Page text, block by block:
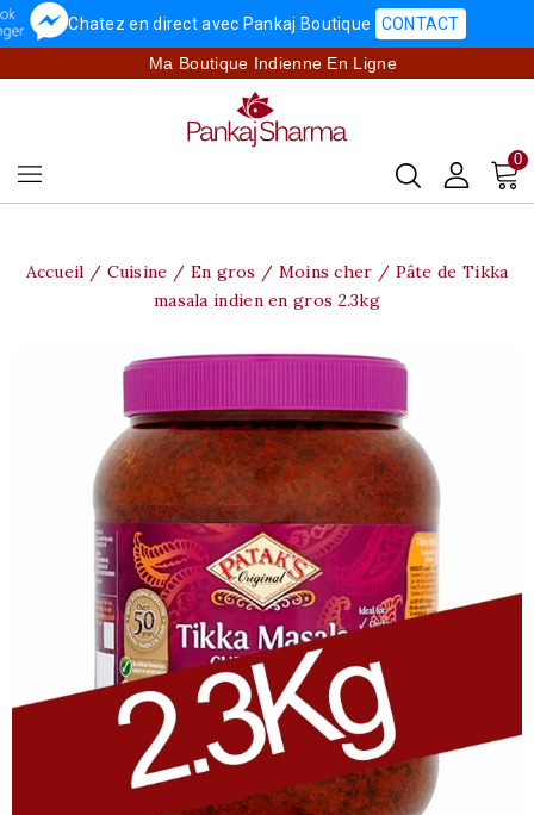
Chatez en direct avec Pankaj Boutique CONTACT
Ma Boutique Indienne En Ligne
0
Accueil Cuisine En gros / Moins cher
Pâte de Tikka
masala indien en gros 2.3kg